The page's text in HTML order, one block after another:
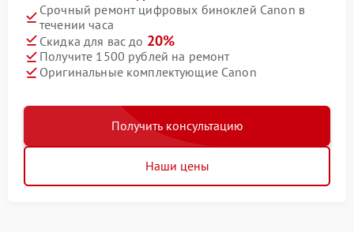
Срочный ремонт цифровых биноклей Canon в
течении часа
Скидка для вас до 20%
Получите 1500 рублей на ремонт
Оригинальные комплектующие Canon
Получить консультацию
Наши цены